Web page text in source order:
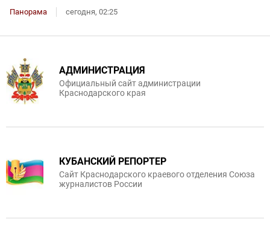
Панорама сегодня, 02:25
АДМИНИСТРАЦИЯ
Официальный сайт администрации
Краснодарского края
КУБАНСКИЙ РЕПОРТЕР
Сайт Краснодарского краевого отделения Союза
журналистов России